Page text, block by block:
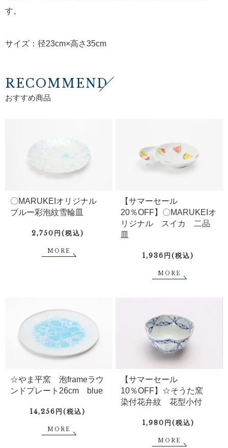
す。
サイズ：径23cm×高さ35cm
RECOMMEND
おすすめ商品
〇MARUKEIオリジナル
ブルー彩泡紋雪輪皿
2,750円(税込)
MORE
【サマーセール
20％OFF】〇MARUKEIオ
リジナル スイカ 二品
皿
1,936円(税込)
MORE
☆やま平窯 泡frameラウ
ンドプレート26cm blue
14,256円(税込)
MORE
【サマーセール
10％OFF】☆そうた窯
染付花弁紋 花型小付
1,980円(税込)
MORE